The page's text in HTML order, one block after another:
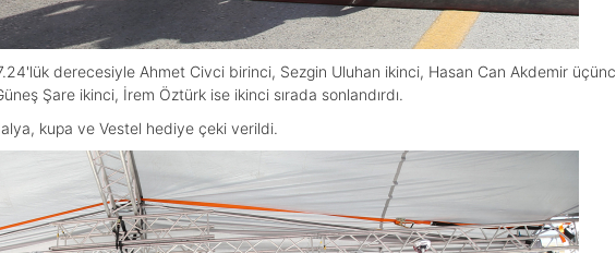
derecesiyle Ahmet Civci birinci, Sezgin Uluhan ikinci, Hasan Can Akdemir
Şare ikinci, İrem Öztürk ise ikinci sırada sonlandırdı.
kupa ve Vestel hediye çeki verildi.